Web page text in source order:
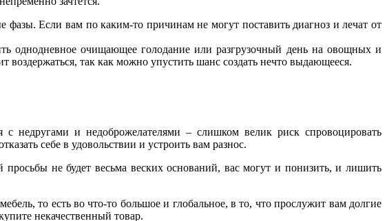
Если вам по каким-то причинам не могут поставить диагноз и лечат от
однодневное очищающее голодание или разгрузочный день на овощных и
воздержаться, так как можно упустить шанс создать нечто выдающееся.
недругами и недоброжелателями – слишком велик риск спровоцировать
себе в удовольствии и устроить вам разнос.
не будет весьма веских оснований, вас могут и понизить, и лишить
то есть во что-то большое и глобальное, в то, что прослужит вам долгие
некачественный товар.